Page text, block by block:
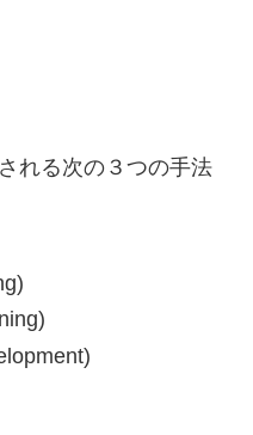
れる次の３つの手法